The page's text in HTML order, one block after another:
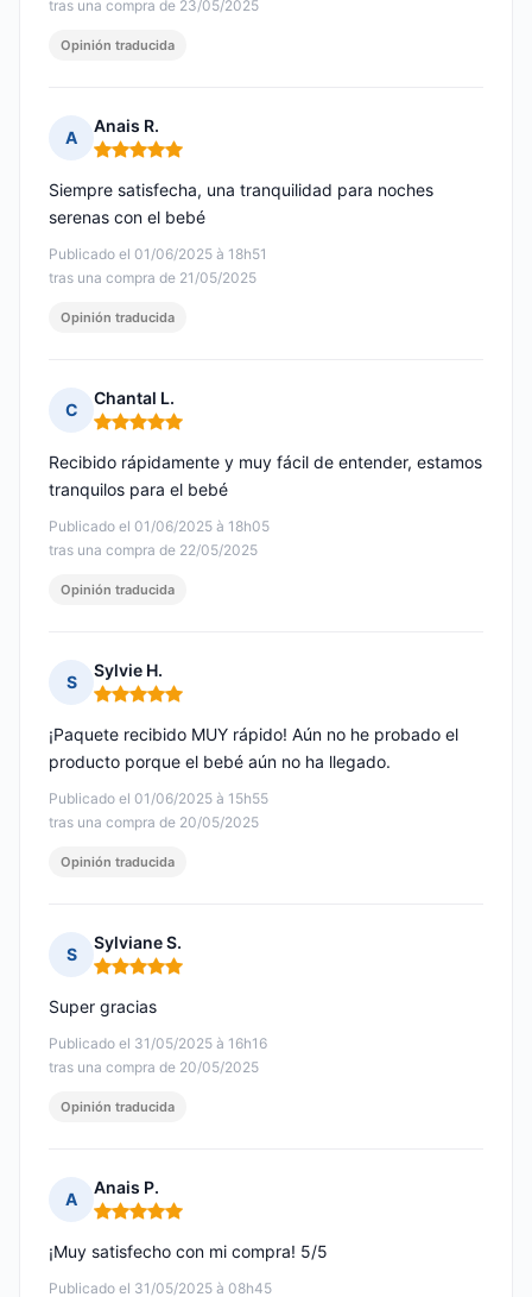
tras una compra de 23/05/2025
Opinión traducida
A
Anais R.
Nota: 5 de 5
Publicado el 01/06/2025 à 18h51
tras una compra de 21/05/2025
Siempre satisfecha, una tranquilidad para noches
serenas con el bebé
Opinión traducida
C
Chantal L.
Nota: 5 de 5
Publicado el 01/06/2025 à 18h05
tras una compra de 22/05/2025
Recibido rápidamente y muy fácil de entender, estamos
tranquilos para el bebé
Opinión traducida
S
Sylvie H.
Nota: 5 de 5
Publicado el 01/06/2025 à 15h55
tras una compra de 20/05/2025
¡Paquete recibido MUY rápido! Aún no he probado el
producto porque el bebé aún no ha llegado.
Opinión traducida
S
Sylviane S.
Nota: 5 de 5
Publicado el 31/05/2025 à 16h16
tras una compra de 20/05/2025
Super gracias
Opinión traducida
A
Anais P.
Nota: 5 de 5
Publicado el 31/05/2025 à 08h45
¡Muy satisfecho con mi compra! 5/5